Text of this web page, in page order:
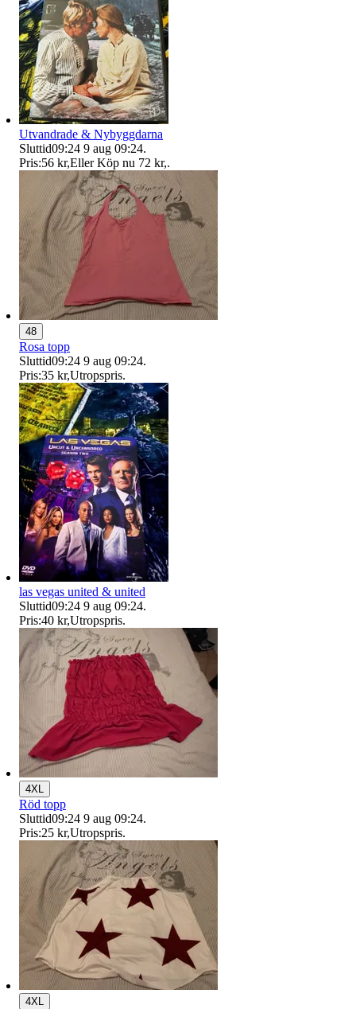
Utvandrade & Nybyggdarna
Sluttid09:24 9 aug 09:24.
Pris:56 kr,Eller Köp nu 72 kr,.
48
Rosa topp
Sluttid09:24 9 aug 09:24.
Pris:35 kr,Utropspris.
las vegas united & united
Sluttid09:24 9 aug 09:24.
Pris:40 kr,Utropspris.
4XL
Röd topp
Sluttid09:24 9 aug 09:24.
Pris:25 kr,Utropspris.
4XL